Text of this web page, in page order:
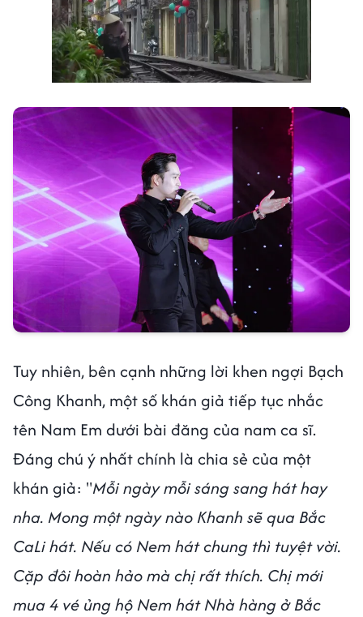
Tuy nhiên, bên cạnh những lời khen ngợi Bạch
Công Khanh, một số khán giả tiếp tục nhắc
tên Nam Em dưới bài đăng của nam ca sĩ.
Đáng chú ý nhất chính là chia sẻ của một
khán giả: "Mỗi ngày mỗi sáng sang hát hay
nha. Mong một ngày nào Khanh sẽ qua Bắc
CaLi hát. Nếu có Nem hát chung thì tuyệt vời.
Cặp đôi hoàn hảo mà chị rất thích. Chị mới
mua 4 vé ủng hộ Nem hát Nhà hàng ở Bắc